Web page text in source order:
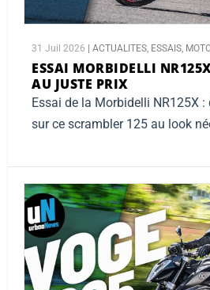
31 Juil 2026 | ACTUALITES ESSAIS MOTO
ESSAI MORBIDELLI
AU JUSTE PRIX
Essai de la Morbidelli NR125X
sur ce scrambler 125 au look